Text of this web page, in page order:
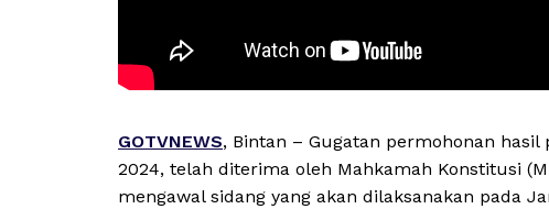
GOTVNEWS, Bintan – Gugatan permohonan
2024, telah diterima oleh Mahkamah Konstitusi
mengawal sidang yang akan dilaksanakan pada